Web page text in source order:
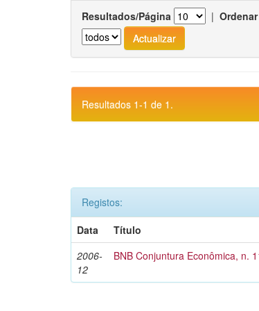
Resultados/Página |
Resultados 1-1 de 1.
Registos:
Data
Título
2006-
12
BNB Conjuntura Econômica, n.